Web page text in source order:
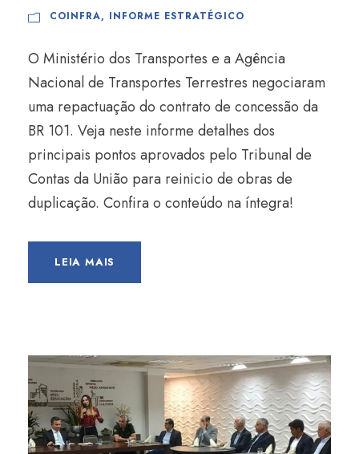
COINFRA, INFORME ESTRATÉGICO
O Ministério dos Transportes e a Agência
Nacional de Transportes Terrestres negociaram
uma repactuação do contrato de concessão da
BR 101. Veja neste informe detalhes dos
principais pontos aprovados pelo Tribunal de
Contas da União para reinicio de obras de
duplicação. Confira o conteúdo na íntegra!
LEIA MAIS